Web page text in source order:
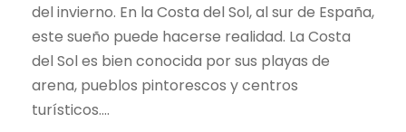
del invierno. En la Costa del Sol, al sur de España,
este sueño puede hacerse realidad. La Costa
del Sol es bien conocida por sus playas de
arena, pueblos pintorescos y centros
turísticos....